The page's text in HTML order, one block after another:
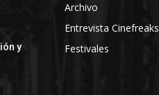
y
Archivo
Entrevista Cinefreaks
Festivales